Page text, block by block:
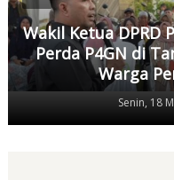
Wakil Ketua DPRD
Perda P4GN di
Warga
Senin, 18